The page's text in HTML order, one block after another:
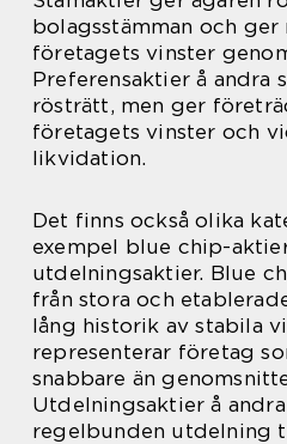
bolagsstämman och
företagets vinster
Preferensaktier å andra
rösträtt, men ger
företagets vinster och
likvidation.
Det finns också olika
exempel blue chip-
utdelningsaktier. Blue
från stora och
lång historik av stabila
representerar företag
snabbare än
Utdelningsaktier å
regelbunden utdelning